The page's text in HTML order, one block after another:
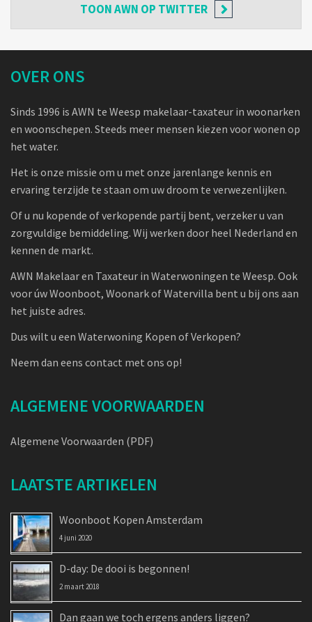
TOONAWN OP TWITTER
OVER ONS
Sinds 1996 is AWN te Weesp makelaar-taxateur in woonarken
en woonschepen. Steeds meer mensen kiezen voor wonen op
het water.
Het is onze missie om u met onze jarenlange kennis en
ervaring terzijde te staan om uw droom te verwezenlijken.
Of u nu kopende of verkopende partij bent, verzeker u van
zorgvuldige bemiddeling. Wij werken door heel Nederland en
kennen de markt.
AWN Makelaar en Taxateur in Waterwoningen te Weesp. Ook
voor úw Woonboot, Woonark of Watervilla bent u bij ons aan
het juiste adres.
Dus wilt u een Waterwoning Kopen of Verkopen?
Neem dan eens contact met ons op!
ALGEMENE VOORWAARDEN
Algemene Voorwaarden (PDF)
LAATSTE ARTIKELEN
Woonboot Kopen Amsterdam
4 juni 2020
D-day: De dooi is begonnen!
2 maart 2018
Dan gaan we toch ergens anders liggen?